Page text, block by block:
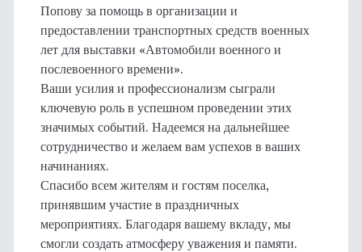
Попову за помощь в организации и
предоставлении транспортных средств военных
лет для выставки «Автомобили военного и
послевоенного времени».
Ваши усилия и профессионализм сыграли
ключевую роль в успешном проведении этих
значимых событий. Надеемся на дальнейшее
сотрудничество и желаем вам успехов в ваших
начинаниях.
Спасибо всем жителям и гостям поселка,
принявшим участие в праздничных
мероприятиях. Благодаря вашему вкладу, мы
смогли создать атмосферу уважения и памяти.